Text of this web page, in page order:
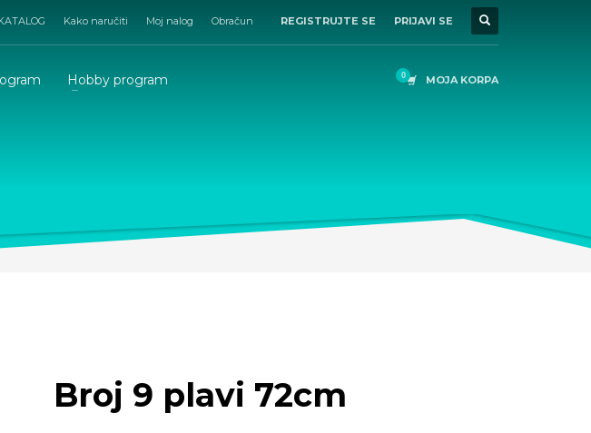
Kako naručiti Moj nalog Obračun REGISTRUJTE SE PRIJAVI SE
Hobby program MOJA KORPA
Broj 9 plavi 72cm